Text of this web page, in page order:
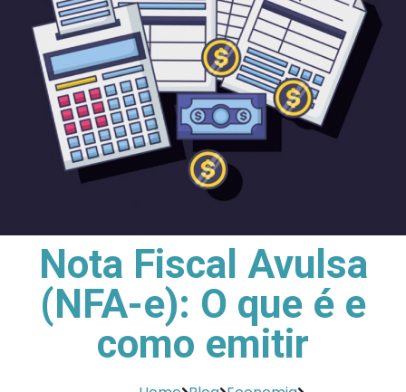
Nota Fiscal Avulsa
(NFA-e): O que é e
como emitir